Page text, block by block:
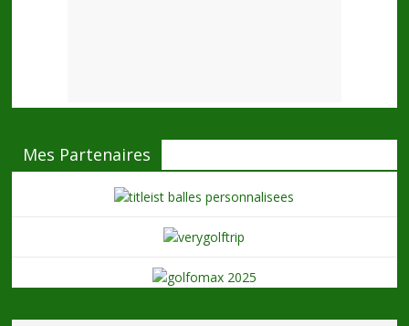
Mes Partenaires